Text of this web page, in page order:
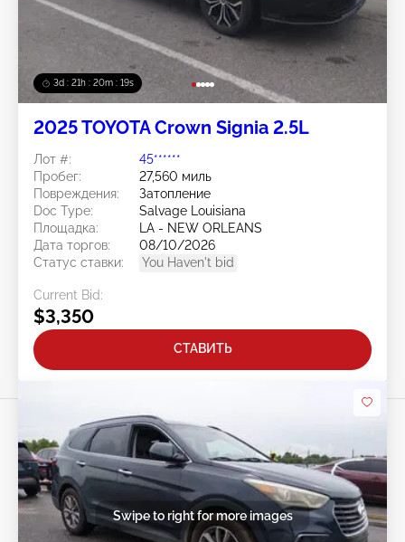
3d : 21h : 20m : 15s
2025 TOYOTA Crown Signia 2.5L
Лот #:
45******
Пробег:
27,560 миль
Повреждения:
Затопление
Doc Type:
Salvage Louisiana
Площадка:
LA - NEW ORLEANS
Дата торгов:
08/10/2026
Статус ставки:
You Haven't bid
Current Bid:
$3,350
СТАВИТЬ
Swipe to right for more images